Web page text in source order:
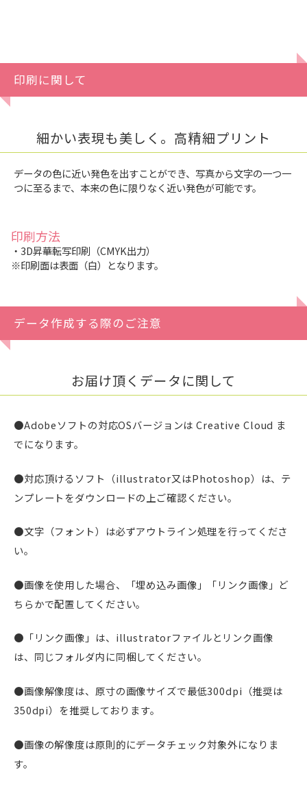
印刷に関して
細かい表現も美しく。高精細プリント
データの色に近い発色を出すことができ、写真から文字の一つ一
つに至るまで、本来の色に限りなく近い発色が可能です。
印刷方法
・3D昇華転写印刷（CMYK出力）
※印刷面は表面（白）となります。
データ作成する際のご注意
お届け頂くデータに関して
●Adobeソフトの対応OSバージョンは Creative Cloud ま
でになります。
●対応頂けるソフト（illustrator又はPhotoshop）は、テ
ンプレートをダウンロードの上ご確認ください。
●文字（フォント）は必ずアウトライン処理を行ってくださ
い。
●画像を使用した場合、「埋め込み画像」「リンク画像」ど
ちらかで配置してください。
●「リンク画像」は、illustratorファイルとリンク画像
は、同じフォルダ内に同梱してください。
●画像解像度は、原寸の画像サイズで最低300dpi（推奨は
350dpi）を推奨しております。
●画像の解像度は原則的にデータチェック対象外になりま
す。